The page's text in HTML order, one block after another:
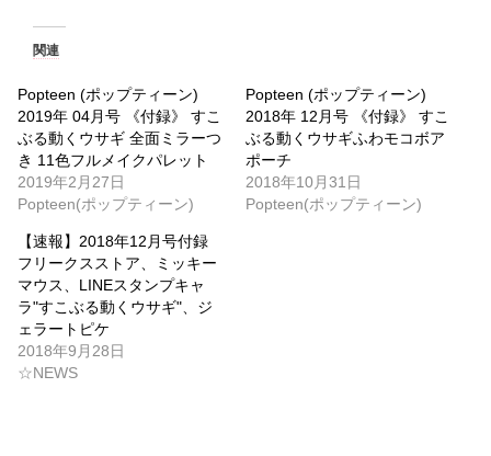
関連
Popteen (ポップティーン)
2019年 04月号 《付録》 すこ
ぶる動くウサギ 全面ミラーつ
き 11色フルメイクパレット
2019年2月27日
Popteen(ポップティーン)
Popteen (ポップティーン)
2018年 12月号 《付録》 すこ
ぶる動くウサギふわモコボア
ポーチ
2018年10月31日
Popteen(ポップティーン)
【速報】2018年12月号付録
フリークスストア、ミッキー
マウス、LINEスタンプキャ
ラ"すこぶる動くウサギ"、ジ
ェラートピケ
2018年9月28日
☆NEWS